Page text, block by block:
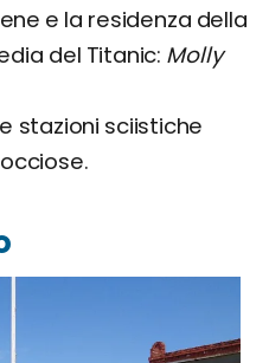
e la residenza della
del Titanic: Molly
stazioni sciistiche